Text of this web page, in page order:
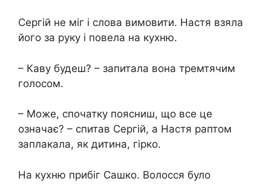
Сергій не міг і слова вимовити. Настя взяла
його за руку і повела на кухню.
– Каву будеш? – запитала вона тремтячим
голосом.
– Може, спочатку поясниш, що все це
означає? – спитав Сергій, а Настя раптом
заплакала, як дитина, гірко.
На кухню прибіг Сашко. Волосся було